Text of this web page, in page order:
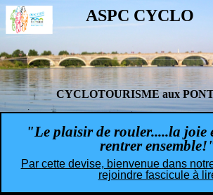
ASPC CYCLO
CYCLOTOURISME aux
"Le plaisir de rouler.....la joie
rentrer
Par cette devise, bienvenue dans
rejoindre fascicule à